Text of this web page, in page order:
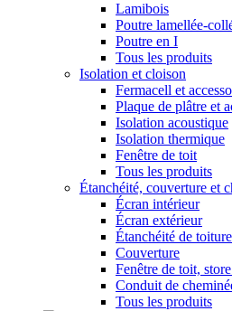
Lamibois
Poutre lamellée-
Poutre en I
Tous les produits
Isolation et cloison
Fermacell et
Plaque de plâtre et
Isolation acoustique
Isolation thermique
Fenêtre de toit
Tous les produits
Étanchéité, couverture et
Écran intérieur
Écran extérieur
Étanchéité de toiture
Couverture
Fenêtre de toit,
Conduit de
Tous les produits